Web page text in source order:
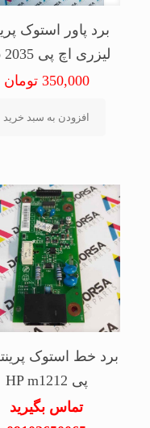
برد پاور استوک
لیزری اچ پی Hp 2035
350,000 تومان
افزودن به سبد خرید
برد خط استوک
پی HP m1212
تماس بگیرید